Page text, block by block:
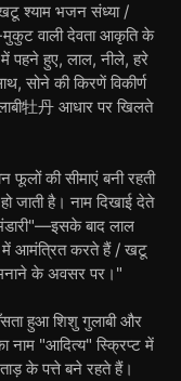
श्याम भजन संध्या /
वाली देवता आकृति के
हुए, लाल, नीले, हरे
सोने की किरणें विकीर्ण
牡丹 आधार पर खिलते
फूलों की सीमाएं बनी रहती
जाती है। नाम दिखाई देते
बाद लाल
में आमंत्रित करते हैं / खटू
के अवसर पर।"
हुआ शिशु गुलाबी और
नाम "आदित्य" स्क्रिप्ट में
के पत्ते बने रहते हैं।